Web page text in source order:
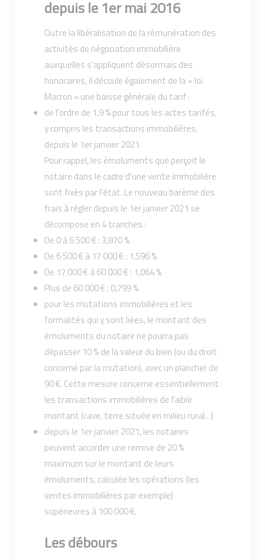
depuis le 1er mai 2016
Outre la libéralisation de la rémunération des
activités de négociation immobilière
auxquelles s'appliquent désormais des
honoraires, il découle également de la « loi
Macron » une baisse générale du tarif :
de l'ordre de 1,9 % pour tous les actes tarifés,
y compris les transactions immobilières,
depuis le 1er janvier 2021.
Pour rappel, les émoluments que perçoit le
notaire dans le cadre d'une vente immobilière
sont fixés par l'état. Le nouveau barème des
frais à régler depuis le 1er janvier 2021 se
décompose en 4 tranches :
De 0 à 6 500 € : 3,870 %
De 6 500 € à 17 000 € : 1,596 %
De 17 000 € à 60 000 € : 1,064 %
Plus de 60 000 € : 0,799 %
pour les mutations immobilières et les
formalités qui y sont liées, le montant des
émoluments du notaire ne pourra pas
dépasser 10 % de la valeur du bien (ou du droit
concerné par la mutation), avec un plancher de
90 €. Cette mesure concerne essentiellement
les transactions immobilières de faible
montant (cave, terre située en milieu rural…)
depuis le 1er janvier 2021, les notaires
peuvent accorder une remise de 20 %
maximum sur le montant de leurs
émoluments, calculée les opérations (les
ventes immobilières par exemple)
supérieures à 100 000 €.
Les débours